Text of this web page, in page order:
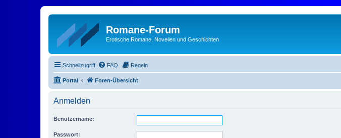
Romane-Forum
Erotische Romane, Novellen und Geschichten
Schnellzugriff FAQ Regeln
Portal Foren-Übersicht
Anmelden
Benutzername:
Passwort: